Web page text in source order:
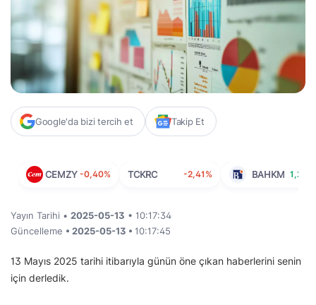
Google'da bizi tercih et Takip Et
CEMZY -0,40% TCKRC -2,41% BAHKM 1,22%
Yayın Tarihi • 2025-05-13 • 10:17:34
Güncelleme • 2025-05-13 • 10:17:45
13 Mayıs 2025 tarihi itibarıyla günün öne çıkan haberlerini senin
için derledik.